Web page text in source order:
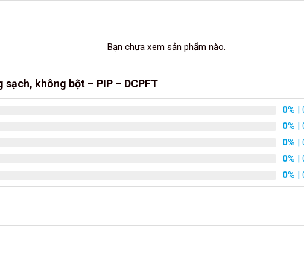
Bạn chưa xem sản phẩm nào.
không bột – PIP – DCPFT
0% |
0% |
0% |
0% |
0% |